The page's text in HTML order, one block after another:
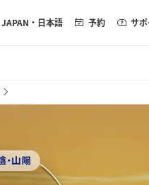
JAPAN ・日本語 予約 サ